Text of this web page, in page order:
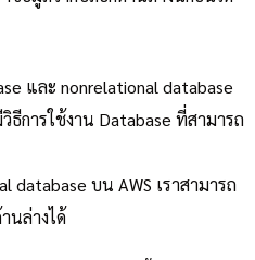
และ nonrelational database
ธีการใช้งาน Database ที่สามารถ
database บน AWS เราสามารถ
นล่างได้